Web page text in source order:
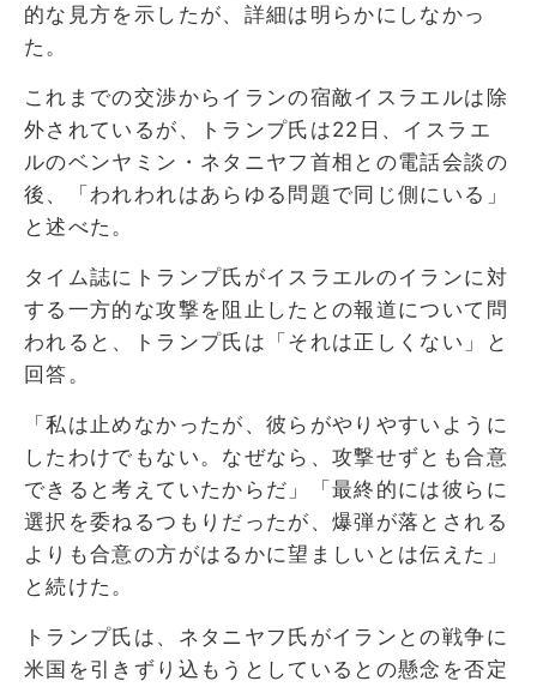
的な見方を示したが、詳細は明らかにしなかっ
た。
これまでの交渉からイランの宿敵イスラエルは除
外されているが、トランプ氏は22日、イスラエ
ルのベンヤミン・ネタニヤフ首相との電話会談の
後、「われわれはあらゆる問題で同じ側にいる」
と述べた。
タイム誌にトランプ氏がイスラエルのイランに対
する一方的な攻撃を阻止したとの報道について問
われると、トランプ氏は「それは正しくない」と
回答。
「私は止めなかったが、彼らがやりやすいように
したわけでもない。なぜなら、攻撃せずとも合意
できると考えていたからだ」「最終的には彼らに
選択を委ねるつもりだったが、爆弾が落とされる
よりも合意の方がはるかに望ましいとは伝えた」
と続けた。
トランプ氏は、ネタニヤフ氏がイランとの戦争に
米国を引きずり込もうとしているとの懸念を否定